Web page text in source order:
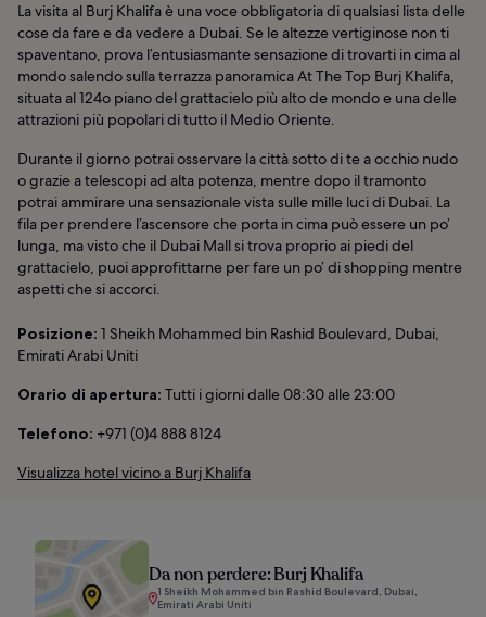
La visita al Burj Khalifa è una voce obbligatoria di qualsiasi lista delle
cose da fare e da vedere a Dubai. Se le altezze vertiginose non ti
spaventano, prova l’entusiasmante sensazione di trovarti in cima al
mondo salendo sulla terrazza panoramica At The Top Burj Khalifa,
situata al 124o piano del grattacielo più alto de mondo e una delle
attrazioni più popolari di tutto il Medio Oriente.
Durante il giorno potrai osservare la città sotto di te a occhio nudo
o grazie a telescopi ad alta potenza, mentre dopo il tramonto
potrai ammirare una sensazionale vista sulle mille luci di Dubai. La
fila per prendere l’ascensore che porta in cima può essere un po’
lunga, ma visto che il Dubai Mall si trova proprio ai piedi del
grattacielo, puoi approfittarne per fare un po’ di shopping mentre
aspetti che si accorci.
Posizione: 1 Sheikh Mohammed bin Rashid Boulevard, Dubai,
Emirati Arabi Uniti
Orario di apertura: Tutti i giorni dalle 08:30 alle 23:00
Telefono: +971 (0)4 888 8124
Visualizza hotel vicino a Burj Khalifa
Da non perdere: Burj Khalifa
1 Sheikh Mohammed bin Rashid Boulevard, Dubai,
Emirati Arabi Uniti